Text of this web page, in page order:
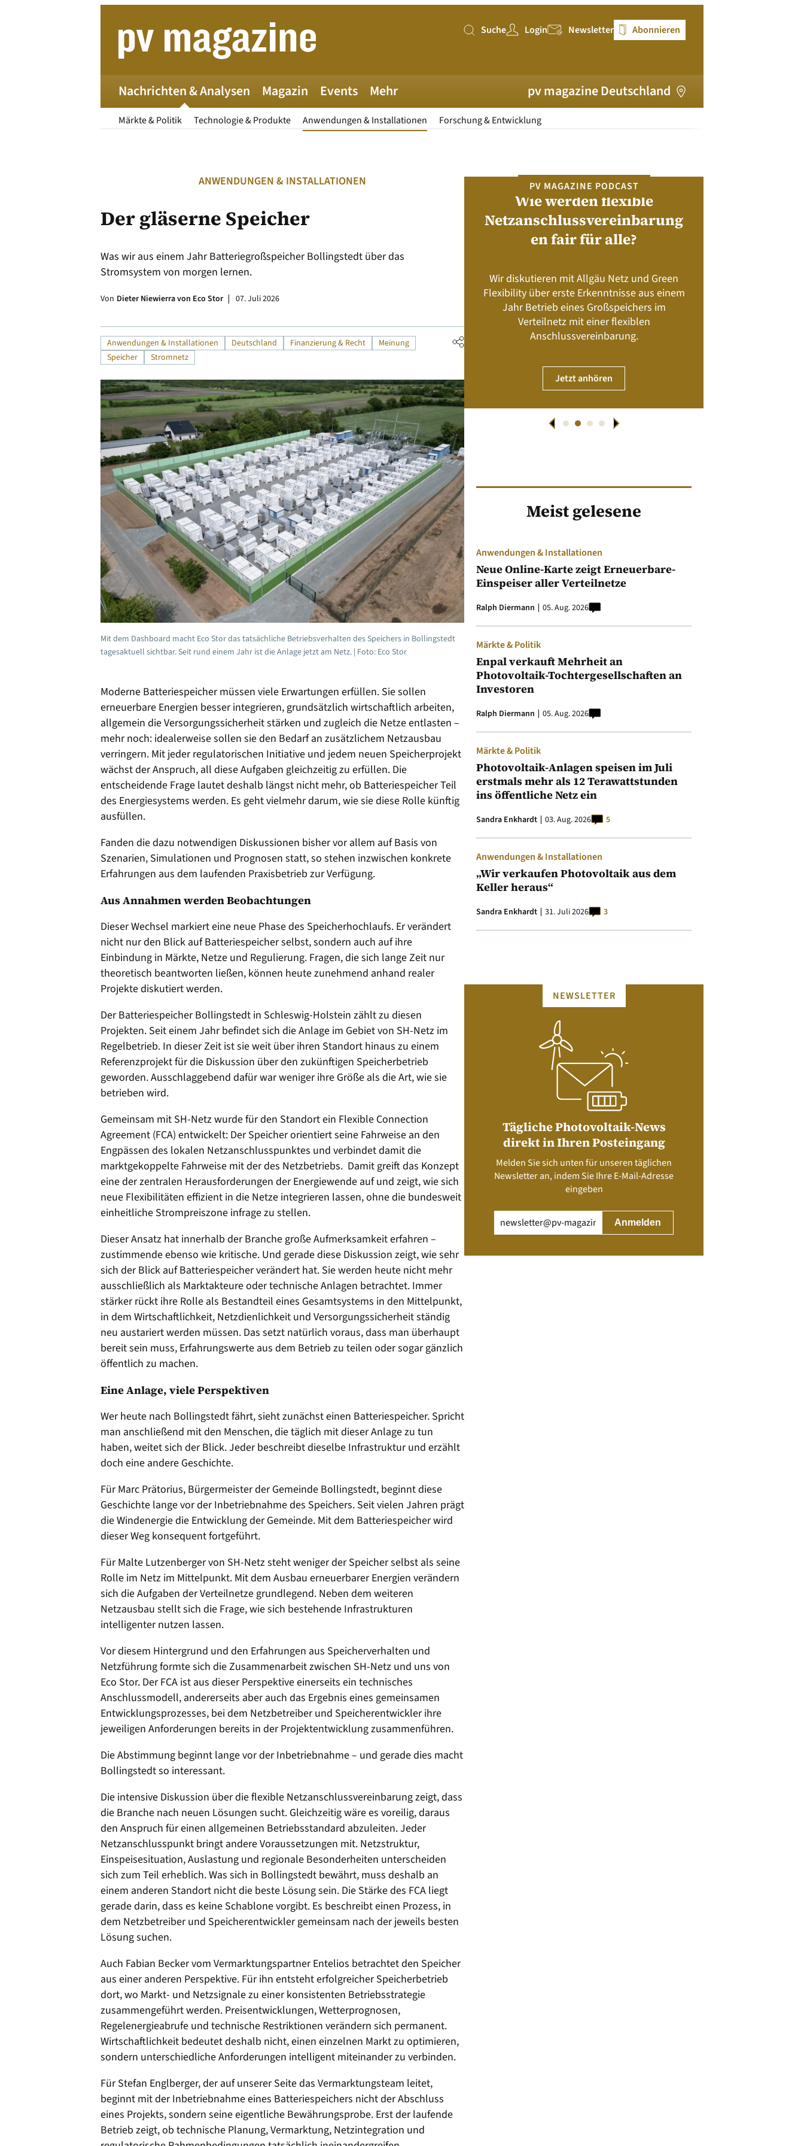
Suche
Suche Login Newsletter Abonnieren
Nachrichten & Analysen
Märkte & Politik Technologie & Produkte Anwendungen & Installationen Forschung & Entwicklung
Magazin Events Mehr pv magazine Deutschland
ANWENDUNGEN & INSTALLATIONEN
Der gläserne Speicher
Was wir aus einem Jahr Batteriegroßspeicher Bollingstedt über das
Stromsystem von morgen lernen.
Von Dieter Niewierra von Eco Stor 07. Juli 2026
Anwendungen & Installationen Deutschland Finanzierung & Recht
Meinung
Speicher
Stromnetz
Mit dem Dashboard macht Eco Stor das tatsächliche Betriebsverhalten des Speichers in Bollingstedt
tagesaktuell sichtbar. Seit rund einem Jahr ist die Anlage jetzt am Netz. | Foto: Eco Stor
Moderne Batteriespeicher müssen viele Erwartungen erfüllen. Sie sollen
erneuerbare Energien besser integrieren, grundsätzlich wirtschaftlich arbeiten,
allgemein die Versorgungssicherheit stärken und zugleich die Netze entlasten –
mehr noch: idealerweise sollen sie den Bedarf an zusätzlichem Netzausbau
verringern. Mit jeder regulatorischen Initiative und jedem neuen Speicherprojekt
wächst der Anspruch, all diese Aufgaben gleichzeitig zu erfüllen. Die
entscheidende Frage lautet deshalb längst nicht mehr, ob Batteriespeicher Teil
des Energiesystems werden. Es geht vielmehr darum, wie sie diese Rolle künftig
ausfüllen.
Fanden die dazu notwendigen Diskussionen bisher vor allem auf Basis von
Szenarien, Simulationen und Prognosen statt, so stehen inzwischen konkrete
Erfahrungen aus dem laufenden Praxisbetrieb zur Verfügung.
Aus Annahmen werden Beobachtungen
Dieser Wechsel markiert eine neue Phase des Speicherhochlaufs. Er verändert
nicht nur den Blick auf Batteriespeicher selbst, sondern auch auf ihre
Einbindung in Märkte, Netze und Regulierung. Fragen, die sich lange Zeit nur
theoretisch beantworten ließen, können heute zunehmend anhand realer
Projekte diskutiert werden.
Der Batteriespeicher Bollingstedt in Schleswig-Holstein zählt zu diesen
Projekten. Seit einem Jahr befindet sich die Anlage im Gebiet von SH-Netz im
Regelbetrieb. In dieser Zeit ist sie weit über ihren Standort hinaus zu einem
Referenzprojekt für die Diskussion über den zukünftigen Speicherbetrieb
geworden. Ausschlaggebend dafür war weniger ihre Größe als die Art, wie sie
betrieben wird.
Gemeinsam mit SH-Netz wurde für den Standort ein Flexible Connection
Agreement (FCA) entwickelt: Der Speicher orientiert seine Fahrweise an den
Engpässen des lokalen Netzanschlusspunktes und verbindet damit die
marktgekoppelte Fahrweise mit der des Netzbetriebs. Damit greift das Konzept
eine der zentralen Herausforderungen der Energiewende auf und zeigt, wie sich
neue Flexibilitäten effizient in die Netze integrieren lassen, ohne die bundesweit
einheitliche Strompreiszone infrage zu stellen.
Dieser Ansatz hat innerhalb der Branche große Aufmerksamkeit erfahren –
zustimmende ebenso wie kritische. Und gerade diese Diskussion zeigt, wie sehr
sich der Blick auf Batteriespeicher verändert hat. Sie werden heute nicht mehr
ausschließlich als Marktakteure oder technische Anlagen betrachtet. Immer
stärker rückt ihre Rolle als Bestandteil eines Gesamtsystems in den Mittelpunkt,
in dem Wirtschaftlichkeit, Netzdienlichkeit und Versorgungssicherheit ständig
neu austariert werden müssen. Das setzt natürlich voraus, dass man überhaupt
bereit sein muss, Erfahrungswerte aus dem Betrieb zu teilen oder sogar gänzlich
öffentlich zu machen.
Eine Anlage, viele Perspektiven
Wer heute nach Bollingstedt fährt, sieht zunächst einen Batteriespeicher. Spricht
man anschließend mit den Menschen, die täglich mit dieser Anlage zu tun
haben, weitet sich der Blick. Jeder beschreibt dieselbe Infrastruktur und erzählt
doch eine andere Geschichte.
Für Marc Prätorius, Bürgermeister der Gemeinde Bollingstedt, beginnt diese
Geschichte lange vor der Inbetriebnahme des Speichers. Seit vielen Jahren prägt
die Windenergie die Entwicklung der Gemeinde. Mit dem Batteriespeicher wird
dieser Weg konsequent fortgeführt.
Für Malte Lutzenberger von SH-Netz steht weniger der Speicher selbst als seine
Rolle im Netz im Mittelpunkt. Mit dem Ausbau erneuerbarer Energien verändern
sich die Aufgaben der Verteilnetze grundlegend. Neben dem weiteren
Netzausbau stellt sich die Frage, wie sich bestehende Infrastrukturen
intelligenter nutzen lassen.
Vor diesem Hintergrund und den Erfahrungen aus Speicherverhalten und
Netzführung formte sich die Zusammenarbeit zwischen SH-Netz und uns von
Eco Stor. Der FCA ist aus dieser Perspektive einerseits ein technisches
Anschlussmodell, andererseits aber auch das Ergebnis eines gemeinsamen
Entwicklungsprozesses, bei dem Netzbetreiber und Speicherentwickler ihre
jeweiligen Anforderungen bereits in der Projektentwicklung zusammenführen.
Die Abstimmung beginnt lange vor der Inbetriebnahme – und gerade dies macht
Bollingstedt so interessant.
Die intensive Diskussion über die flexible Netzanschlussvereinbarung zeigt, dass
die Branche nach neuen Lösungen sucht. Gleichzeitig wäre es voreilig, daraus
den Anspruch für einen allgemeinen Betriebsstandard abzuleiten. Jeder
Netzanschlusspunkt bringt andere Voraussetzungen mit. Netzstruktur,
Einspeisesituation, Auslastung und regionale Besonderheiten unterscheiden
sich zum Teil erheblich. Was sich in Bollingstedt bewährt, muss deshalb an
einem anderen Standort nicht die beste Lösung sein. Die Stärke des FCA liegt
gerade darin, dass es keine Schablone vorgibt. Es beschreibt einen Prozess, in
dem Netzbetreiber und Speicherentwickler gemeinsam nach der jeweils besten
Lösung suchen.
Auch Fabian Becker vom Vermarktungspartner Entelios betrachtet den Speicher
aus einer anderen Perspektive. Für ihn entsteht erfolgreicher Speicherbetrieb
dort, wo Markt- und Netzsignale zu einer konsistenten Betriebsstrategie
zusammengeführt werden. Preisentwicklungen, Wetterprognosen,
Regelenergieabrufe und technische Restriktionen verändern sich permanent.
Wirtschaftlichkeit bedeutet deshalb nicht, einen einzelnen Markt zu optimieren,
sondern unterschiedliche Anforderungen intelligent miteinander zu verbinden.
Für Stefan Englberger, der auf unserer Seite das Vermarktungsteam leitet,
beginnt mit der Inbetriebnahme eines Batteriespeichers nicht der Abschluss
eines Projekts, sondern seine eigentliche Bewährungsprobe. Erst der laufende
Betrieb zeigt, ob technische Planung, Vermarktung, Netzintegration und
PV MAGAZINE DEUTSCHLAND
ist jetzt verfügbar!
Energiemanagement und Speicher-
Jetzt kaufen
PV MAGAZINE PODCAST
Wie werden flexible
Netzanschlussvereinbarung
en fair für alle?
Wir diskutieren mit Allgäu Netz und Green
Flexibility über erste Erkenntnisse aus einem
Jahr Betrieb eines Großspeichers im
Verteilnetz mit einer flexiblen
Anschlussvereinbarung.
Jetzt anhören
Meist gelesene
Anwendungen & Installationen
Neue Online-Karte zeigt Erneuerbare-
Einspeiser aller Verteilnetze
Ralph Diermann 05. Aug. 2026
Märkte & Politik
Enpal verkauft Mehrheit an
Photovoltaik-Tochtergesellschaften an
Investoren
Ralph Diermann 05. Aug. 2026
Märkte & Politik
Photovoltaik-Anlagen speisen im Juli
erstmals mehr als 12 Terawattstunden
ins öffentliche Netz ein
Sandra Enkhardt 03. Aug. 2026 5
Anwendungen & Installationen
„Wir verkaufen Photovoltaik aus dem
Keller heraus“
Sandra Enkhardt 31. Juli 2026 3
NEWSLETTER
Tägliche Photovoltaik-News
direkt in Ihren Posteingang
Melden Sie sich unten für unseren täglichen
Newsletter an, indem Sie Ihre E-Mail-Adresse
eingeben
(erforderlich)